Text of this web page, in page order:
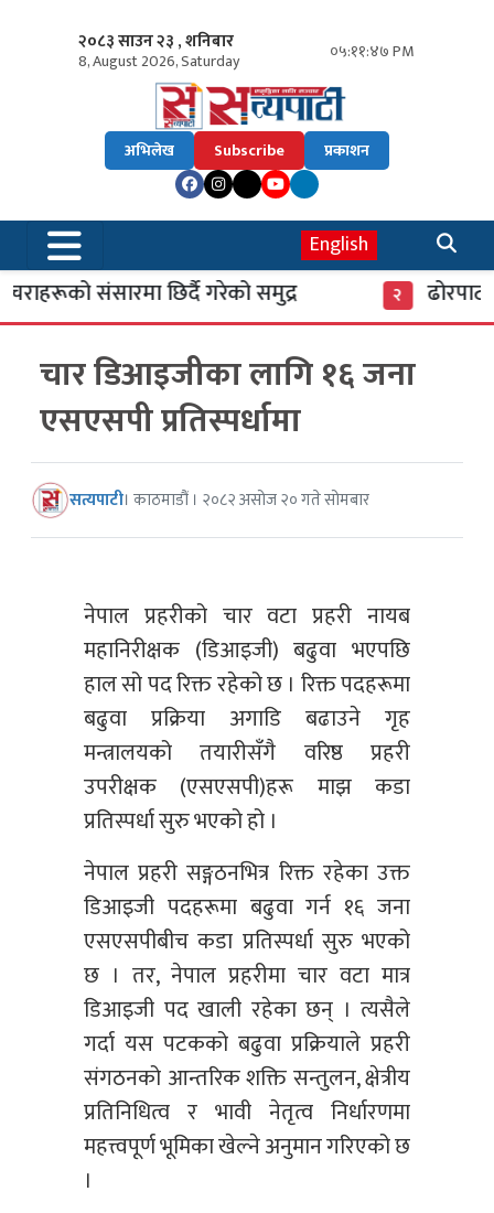
२०८३ साउन २३ , शनिबार
8, August 2026, Saturday ०५:११:४८ PM
अभिलेख Subscribe प्रकाशन
English
संसारमा छिर्दै गरेको समुद्र
चार डिआइजीका लागि १६ जना
एसएसपी प्रतिस्पर्धामा
सत्यपाटी। काठमाडौं । २०८२ असोज २० गते सोमबार
नेपाल प्रहरीको चार वटा प्रहरी नायब
महानिरीक्षक (डिआइजी) बढुवा भएपछि
हाल सो पद रिक्त रहेको छ । रिक्त पदहरूमा
बढुवा प्रक्रिया अगाडि बढाउने गृह
मन्त्रालयको तयारीसँगै वरिष्ठ प्रहरी
उपरीक्षक (एसएसपी)हरू माझ कडा
प्रतिस्पर्धा सुरु भएको हो ।
नेपाल प्रहरी सङ्गठनभित्र रिक्त रहेका उक्त
डिआइजी पदहरूमा बढुवा गर्न १६ जना
एसएसपीबीच कडा प्रतिस्पर्धा सुरु भएको
छ । तर, नेपाल प्रहरीमा चार वटा मात्र
डिआइजी पद खाली रहेका छन् । त्यसैले
गर्दा यस पटकको बढुवा प्रक्रियाले प्रहरी
संगठनको आन्तरिक शक्ति सन्तुलन, क्षेत्रीय
प्रतिनिधित्व र भावी नेतृत्व निर्धारणमा
महत्त्वपूर्ण भूमिका खेल्ने अनुमान गरिएको छ
।